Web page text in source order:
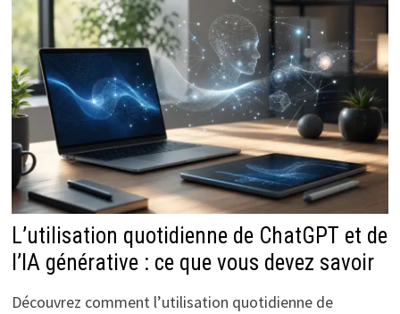
L’utilisation quotidienne de ChatGPT et de
l’IA générative : ce que vous devez savoir
Découvrez comment l’utilisation quotidienne de